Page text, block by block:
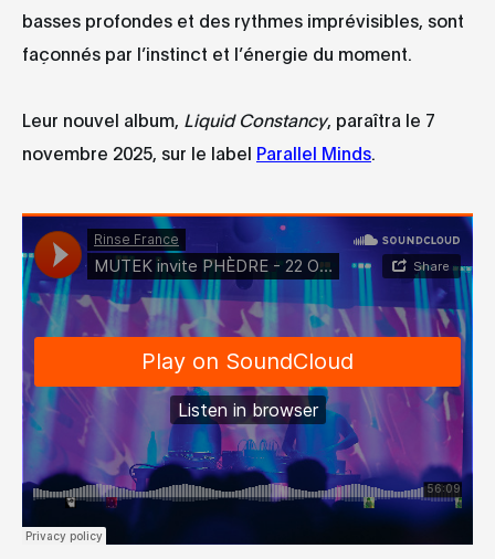
basses profondes et des rythmes imprévisibles, sont
façonnés par l’instinct et l’énergie du moment.
Leur nouvel album, Liquid Constancy, paraîtra le 7
novembre 2025, sur le label Parallel Minds